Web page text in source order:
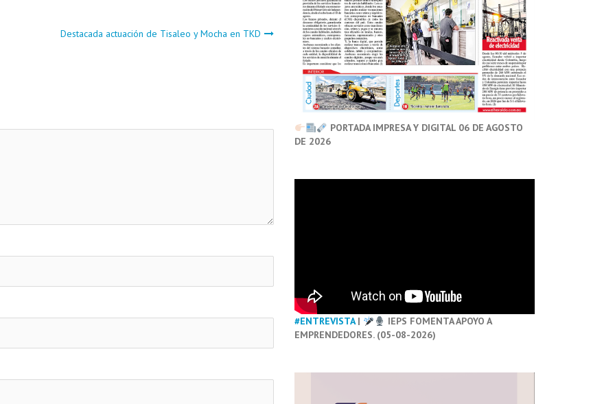
Destacada actuación de Tisaleo y Mocha en TKD
PORTADA IMPRESA Y DIGITAL 06 DE AGOSTO
DE 2026
#ENTREVISTA|
IEPS FOMENTA APOYO A
EMPRENDEDORES. (05-08-2026)